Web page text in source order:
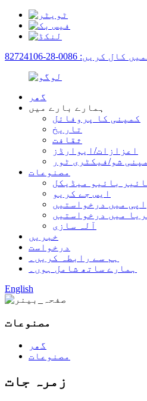
کال کریں: 0086-28-82724106
گھر
ہمارے بارے میں
کمپنی کا پروفائل
تاریخ
ثقافت
اعزازات/ایوارڈز
شو/فیکٹری ٹور
مصنوعات
بائیو میڈیکل
ایس جے کریو
میں درخواستیں
میں درخواستیں
آلہ سازی
خبریں
درخواست
ہم سے رابطہ کریں۔
ہمارے ساتھ شامل ہوں۔
English
مصنوعات
گھر
مصنوعات
زمرہ جات